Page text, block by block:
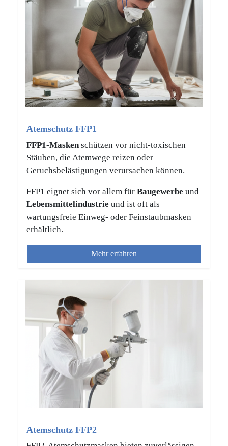
Atemschutz FFP1
FFP1-Maskenschützen vor nicht-toxischen
Stäuben, die Atemwege reizen oder
Geruchsbelästigungen verursachen können.
FFP1 eignet sich vor allem für Baugewerbe und
Lebensmittelindustrie und ist oft als
wartungsfreie Einweg- oder Feinstaubmasken
erhältlich.
Mehr erfahren
Atemschutz FFP2